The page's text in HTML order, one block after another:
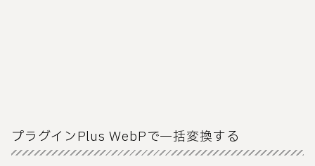
プラグインPlus WebPで一括変換する